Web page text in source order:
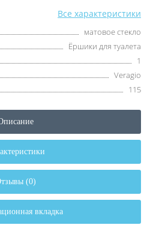
Все характеристики
матовое стекло
Ёршики для туалета
1
Veragio
115
(0)
вкладка